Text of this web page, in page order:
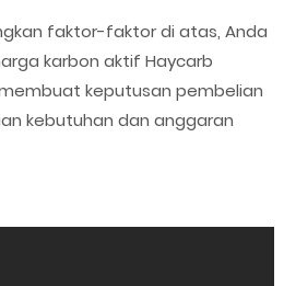
faktor-faktor di atas, Anda
karbon aktif Haycarb
keputusan pembelian
kebutuhan dan anggaran